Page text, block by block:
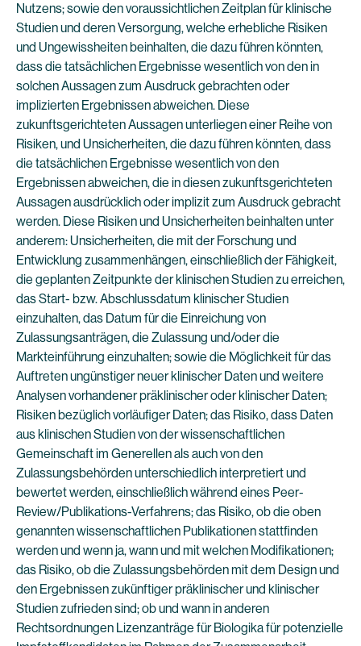
Nutzens; sowie den voraussichtlichen Zeitplan für klinische
Studien und deren Versorgung, welche erhebliche Risiken
und Ungewissheiten beinhalten, die dazu führen könnten,
dass die tatsächlichen Ergebnisse wesentlich von den in
solchen Aussagen zum Ausdruck gebrachten oder
implizierten Ergebnissen abweichen. Diese
zukunftsgerichteten Aussagen unterliegen einer Reihe von
Risiken, und Unsicherheiten, die dazu führen könnten, dass
die tatsächlichen Ergebnisse wesentlich von den
Ergebnissen abweichen, die in diesen zukunftsgerichteten
Aussagen ausdrücklich oder implizit zum Ausdruck gebracht
werden. Diese Risiken und Unsicherheiten beinhalten unter
anderem: Unsicherheiten, die mit der Forschung und
Entwicklung zusammenhängen, einschließlich der Fähigkeit,
die geplanten Zeitpunkte der klinischen Studien zu erreichen,
das Start- bzw. Abschlussdatum klinischer Studien
einzuhalten, das Datum für die Einreichung von
Zulassungsanträgen, die Zulassung und/oder die
Markteinführung einzuhalten; sowie die Möglichkeit für das
Auftreten ungünstiger neuer klinischer Daten und weitere
Analysen vorhandener präklinischer oder klinischer Daten;
Risiken bezüglich vorläufiger Daten; das Risiko, dass Daten
aus klinischen Studien von der wissenschaftlichen
Gemeinschaft im Generellen als auch von den
Zulassungsbehörden unterschiedlich interpretiert und
bewertet werden, einschließlich während eines Peer-
Review/Publikations-Verfahrens; das Risiko, ob die oben
genannten wissenschaftlichen Publikationen stattfinden
werden und wenn ja, wann und mit welchen Modifikationen;
das Risiko, ob die Zulassungsbehörden mit dem Design und
den Ergebnissen zukünftiger präklinischer und klinischer
Studien zufrieden sind; ob und wann in anderen
Rechtsordnungen Lizenzanträge für Biologika für potenzielle